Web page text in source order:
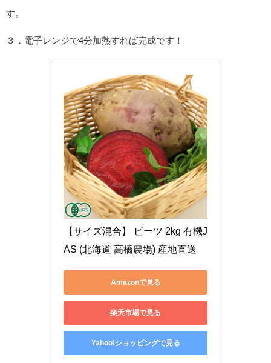
す。
３．電子レンジで4分加熱すれば完成です！
【サイズ混合】 ビーツ 2kg 有機J
AS (北海道 高橋農場) 産地直送
Amazonで見る
楽天市場で見る
Yahoo!ショッピングで見る